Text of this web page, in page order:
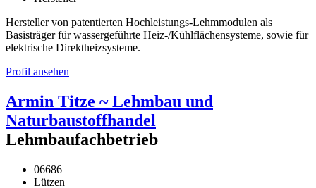
Hersteller von patentierten Hochleistungs-Lehmmodulen als
Basisträger für wassergeführte Heiz-/Kühlflächensysteme, sowie für
elektrische Direktheizsysteme.
Profil ansehen
Armin Titze ~ Lehmbau und
Naturbaustoffhandel
Lehmbaufachbetrieb
06686
Lützen